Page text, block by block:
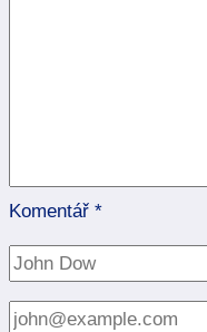
Komentář *